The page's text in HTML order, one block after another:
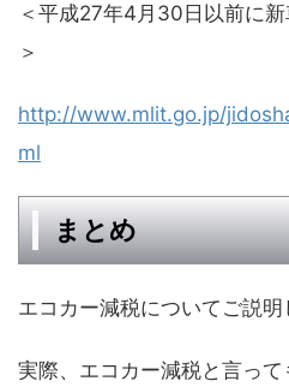
＜平成27年4月30日以前に
＞
http://www.mlit.go.jp/
ml
まとめ
エコカー減税についてご説明
実際、エコカー減税と言っ